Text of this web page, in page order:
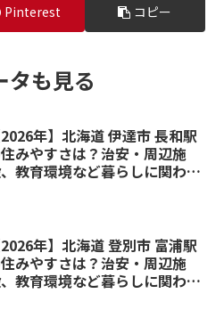
Pinterest コピー
タも見る
2026年】北海道 伊達市 長和駅
みやすさは？治安・周辺施
教育環境など暮らしに関わる
2026年】北海道 登別市 富浦駅
みやすさは？治安・周辺施
教育環境など暮らしに関わる